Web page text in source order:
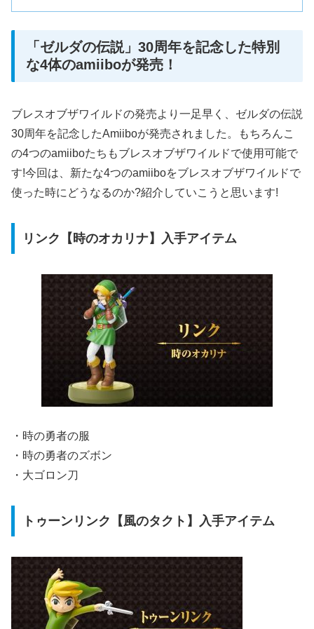
「ゼルダの伝説」30周年を記念した特別
な4体のamiiboが発売！
ブレスオブザワイルドの発売より一足早く、ゼルダの伝説
30周年を記念したAmiiboが発売されました。もちろんこ
の4つのamiiboたちもブレスオブザワイルドで使用可能で
す!今回は、新たな4つのamiiboをブレスオブザワイルドで
使った時にどうなるのか?紹介していこうと思います!
リンク【時のオカリナ】入手アイテム
・時の勇者の服
・時の勇者のズボン
・大ゴロン刀
トゥーンリンク【風のタクト】入手アイテム